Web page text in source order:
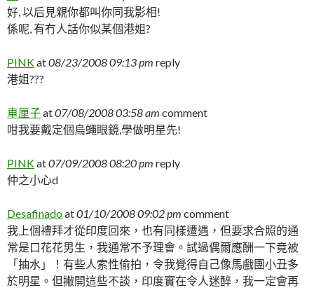
好, 以后見親你都叫你同我影相!
係呢, 有冇人話你似某個港姐?
PINKat08/23/2008 09:13 pm reply
港姐???
車厘子at07/08/2008 03:58 am comment
咁我要戴定個烏蠅眼鏡,學做明星先!
PINKat07/09/2008 08:20 pm reply
仲之小心d
Desafinadoat01/10/2008 09:02 pm comment
我上個禮拜才從印度回來，也有同樣遭遇，但要求合照的通
常是口花花男生，我通常不予理會。試過偶爾應酬一下竟被
「抽水」！有些人索性偷拍，令我覺得自己像馬戲團小丑多
於明星。但撇開這些不談，印度實在令人迷醉，我一定會再